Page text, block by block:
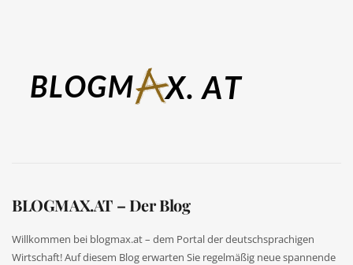
BLOGMAX.AT – Der Blog
Willkommen bei blogmax.at – dem Portal der deutschsprachigen
Wirtschaft! Auf diesem Blog erwarten Sie regelmäßig neue spannende